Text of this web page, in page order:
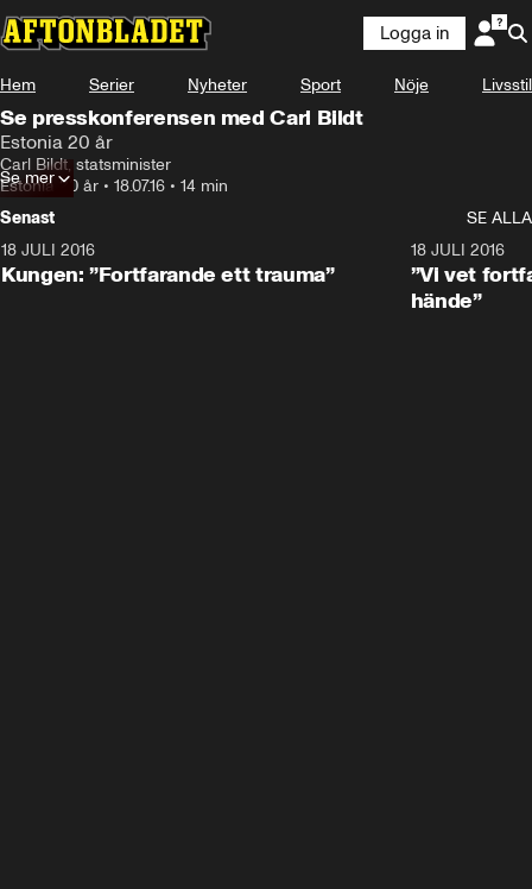
Logga in
Hem Serier Nyheter Sport Nöje Livsstil
Se presskonferensen med Carl Bildt
Estonia 20 år
Carl Bildt, statsminister
Estonia 20 år • 18.07.16 • 14 min
Se mer
Senast
SE ALLA
18 JULI 2016
Kungen: ”Fortfarande ett trauma”
18 JULI 2016
”Vi vet
hände”